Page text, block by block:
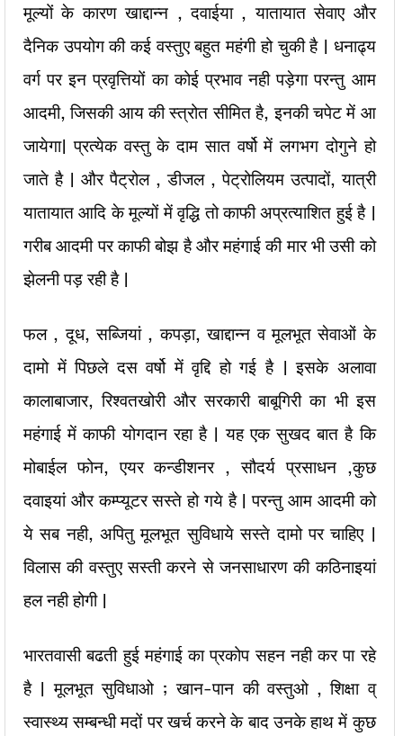
मूल्यों के कारण खाद्दान्न , दवाईया , यातायात सेवाए और
दैनिक उपयोग की कई वस्तुए बहुत महंगी हो चुकी है | धनाढ्य
वर्ग पर इन प्रवृत्तियों का कोई प्रभाव नही पड़ेगा परन्तु आम
आदमी, जिसकी आय की स्त्रोत सीमित है, इनकी चपेट में आ
जायेगा| प्रत्येक वस्तु के दाम सात वर्षो में लगभग दोगुने हो
जाते है | और पैट्रोल , डीजल , पेट्रोलियम उत्पादों, यात्री
यातायात आदि के मूल्यों में वृद्धि तो काफी अप्रत्याशित हुई है |
गरीब आदमी पर काफी बोझ है और महंगाई की मार भी उसी को
झेलनी पड़ रही है |
फल , दूध, सब्जियां , कपड़ा, खाद्दान्न व मूलभूत सेवाओं के
दामो में पिछले दस वर्षो में वृद्दि हो गई है | इसके अलावा
कालाबाजार, रिश्वतखोरी और सरकारी बाबूगिरी का भी इस
महंगाई में काफी योगदान रहा है | यह एक सुखद बात है कि
मोबाईल फोन, एयर कन्डीशनर , सौदर्य प्रसाधन ,कुछ
दवाइयां और कम्प्यूटर सस्ते हो गये है | परन्तु आम आदमी को
ये सब नही, अपितु मूलभूत सुविधाये सस्ते दामो पर चाहिए |
विलास की वस्तुए सस्ती करने से जनसाधारण की कठिनाइयां
हल नही होगी |
भारतवासी बढती हुई महंगाई का प्रकोप सहन नही कर पा रहे
है | मूलभूत सुविधाओ ; खान-पान की वस्तुओ , शिक्षा व्
स्वास्थ्य सम्बन्धी मदों पर खर्च करने के बाद उनके हाथ में कुछ